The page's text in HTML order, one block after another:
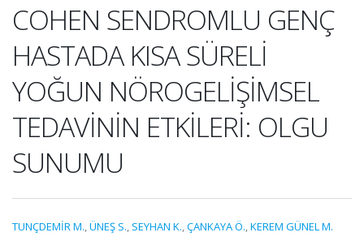
COHEN SENDROMLU GENÇ
HASTADA KISA SÜRELİ
YOĞUN NÖROGELİŞİMSEL
TEDAVİNİN ETKİLERİ: OLGU
SUNUMU
TUNÇDEMİR M.,ÜNEŞ S., SEYHAN K.,ÇANKAYA Ö.,KEREM GÜNEL M.